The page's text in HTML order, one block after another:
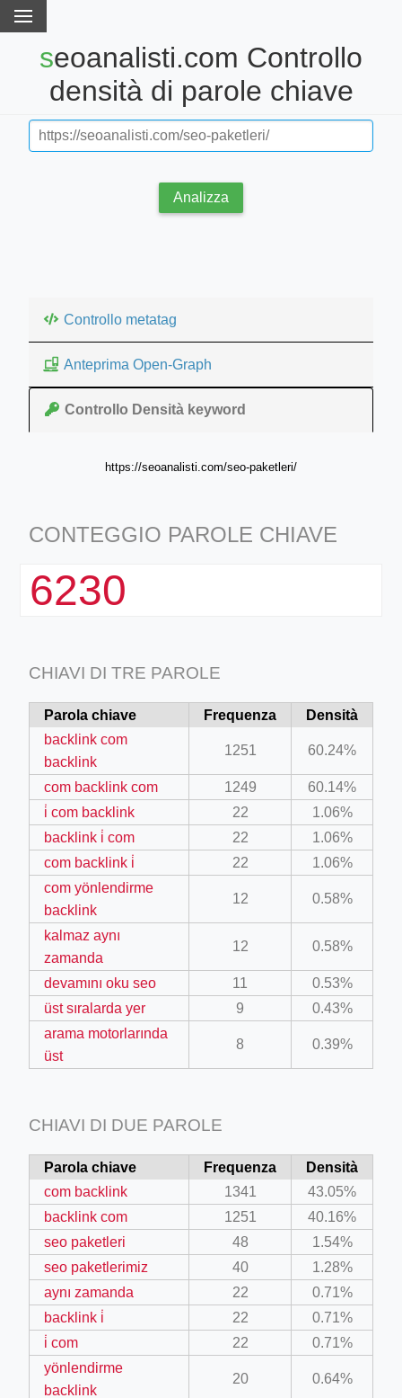
feed-calculator
work?lat=37.49813&lng=127.0284&zoom=16
shredder-plant-equipment/scrap-shredder-fabrication
seoanalisti.com Controllo
densità di parole chiave
Analizza
Controllo metatag
Anteprima Open-Graph
Controllo Densità keyword
https://seoanalisti.com/seo-paketleri/
CONTEGGIO PAROLE CHIAVE
6230
CHIAVI DI TRE PAROLE
Parola chiave Frequenza
Densità
backlink com
backlink
1251 60.24%
com backlink com 1249
60.14%
i̇ com backlink
22
1.06%
backlink i̇ com
22
1.06%
com backlink i̇
22
1.06%
com yönlendirme
backlink
12 0.58%
kalmaz aynı
zamanda
12 0.58%
devamını oku seo 11
0.53%
üst sıralarda yer
9
0.43%
arama motorlarında
üst
8 0.39%
CHIAVI DI DUE PAROLE
Parola chiave Frequenza
Densità
com backlink
1341
43.05%
backlink com
1251
40.16%
seo paketleri
48
1.54%
seo paketlerimiz
40
1.28%
aynı zamanda
22
0.71%
backlink i̇
22
0.71%
i̇ com
22
0.71%
yönlendirme
backlink
20 0.64%